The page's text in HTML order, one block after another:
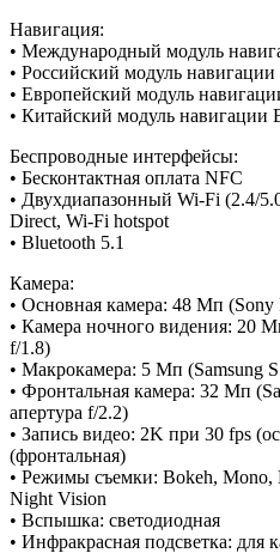
Навигация:
• Международный модуль
• Российский модуль
• Европейский модуль
• Китайский модуль навигации
Беспроводные интерфейсы:
• Бесконтактная оплата NFC
• Двухдиапазонный Wi-Fi (2.4/
Direct, Wi-Fi hotspot
• Bluetooth 5.1
Камера:
• Основная камера: 48 Мп
• Камера ночного видения: 20
f/1.8)
• Макрокамера: 5 Мп (Samsung
• Фронтальная камера: 32 Мп
апертура f/2.2)
• Запись видео: 2K при 30 fps
(фронтальная)
• Режимы съемки: Bokeh, Mono,
Night Vision
• Вспышка: светодиодная
• Инфракрасная подсветка: для